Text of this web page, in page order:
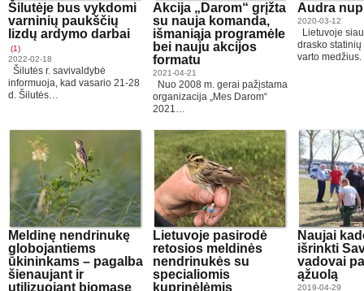
Šilutėje bus vykdomi
varninių paukščių
lizdų ardymo darbai
(1)
2022-02-18
Šilutės r. savivaldybė
informuoja, kad vasario 21-28
d. Šilutės…
Akcija „Darom“ grįžta
su nauja komanda,
išmaniąja programėle
bei nauju akcijos
formatu
2021-04-21
Nuo 2008 m. gerai pažįstama
organizacija „Mes Darom“
2021…
Audra
2020-03-12
Lietuvoje
drasko
varto
Meldinę nendrinukę
globojantiems
ūkininkams – pagalba
šienaujant ir
utilizuojant biomasę
Lietuvoje pasirodė
retosios meldinės
nendrinukės su
specialiomis
kuprinėlėmis
Naujai
išrinkti
vadovai
ąžuolą
2019-04-29